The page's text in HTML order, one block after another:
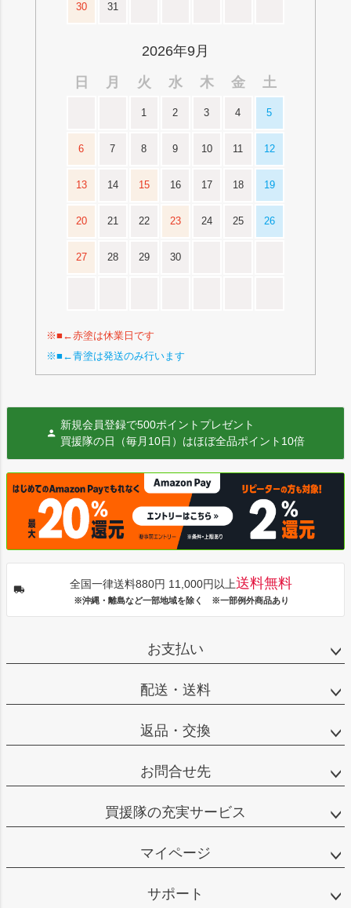
30 31
2026年9月
日
月 火 水 木 金 土
1 2 3 4 5
6 7 8 9 10 11 12
13 14 15 16 17 18 19
20 21 22 23 24 25 26
27 28 29 30
※■←赤塗は休業日です
※■←青塗は発送のみ行います
新規会員登録で500ポイントプレゼント
買援隊の日（毎月10日）はほぼ全品ポイント10倍
全国一律送料880円 11,000円以上送料無料
※沖縄・離島など一部地域を除く ※一部例外商品あり
お支払い
配送・送料
返品・交換
お問合せ先
買援隊の充実サービス
マイページ
サポート